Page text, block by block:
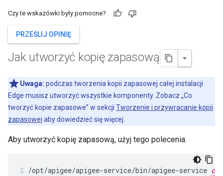
Czy te wskazówki były pomocne?
PRZEŚLIJ OPINIĘ
Jak utworzyć kopię zapasową
Uwaga: podczas tworzenia kopii zapasowej całej instalacji
Edge musisz utworzyć wszystkie komponenty. Zobacz „Co
tworzyć kopie zapasowe” w sekcji Tworzenie i przywracanie kopii
zapasowej aby dowiedzieć się więcej.
Aby utworzyć kopię zapasową, użyj tego polecenia:
/opt/apigee/apigee-service/bin/apigee-service